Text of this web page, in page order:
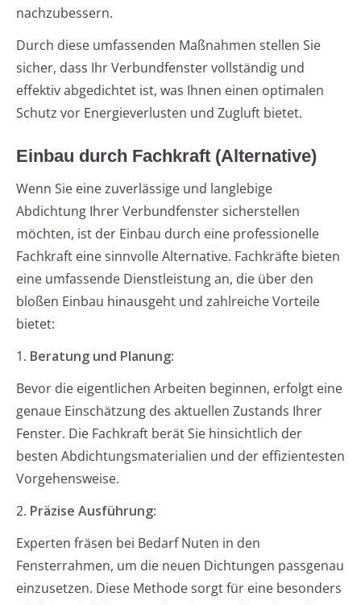
nachzubessern.
Durch diese umfassenden Maßnahmen stellen Sie
sicher, dass Ihr Verbundfenster vollständig und
effektiv abgedichtet ist, was Ihnen einen optimalen
Schutz vor Energieverlusten und Zugluft bietet.
Einbau durch Fachkraft (Alternative)
Wenn Sie eine zuverlässige und langlebige
Abdichtung Ihrer Verbundfenster sicherstellen
möchten, ist der Einbau durch eine professionelle
Fachkraft eine sinnvolle Alternative. Fachkräfte bieten
eine umfassende Dienstleistung an, die über den
bloßen Einbau hinausgeht und zahlreiche Vorteile
bietet:
1. Beratung und Planung:
Bevor die eigentlichen Arbeiten beginnen, erfolgt eine
genaue Einschätzung des aktuellen Zustands Ihrer
Fenster. Die Fachkraft berät Sie hinsichtlich der
besten Abdichtungsmaterialien und der effizientesten
Vorgehensweise.
2. Präzise Ausführung:
Experten fräsen bei Bedarf Nuten in den
Fensterrahmen, um die neuen Dichtungen passgenau
einzusetzen. Diese Methode sorgt für eine besonders